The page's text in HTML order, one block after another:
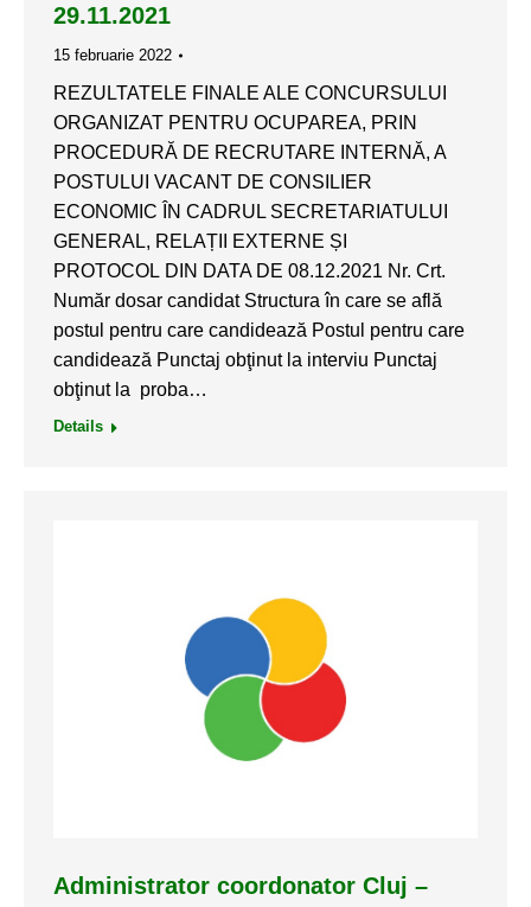
29.11.2021
15 februarie 2022
REZULTATELE FINALE ALE CONCURSULUI
ORGANIZAT PENTRU OCUPAREA, PRIN
PROCEDURĂ DE RECRUTARE INTERNĂ, A
POSTULUI VACANT DE CONSILIER
ECONOMIC ÎN CADRUL SECRETARIATULUI
GENERAL, RELAȚII EXTERNE ȘI
PROTOCOL DIN DATA DE 08.12.2021 Nr. Crt.
Număr dosar candidat Structura în care se află
postul pentru care candidează Postul pentru care
candidează Punctaj obţinut la interviu Punctaj
obţinut la proba…
Details
Administrator coordonator Cluj –